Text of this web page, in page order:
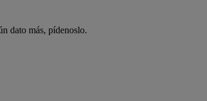
dato más, pídenoslo.